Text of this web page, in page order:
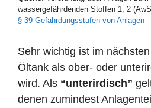
wassergefährdenden Stoffen 1, 2
§ 39 Gefährdungsstufen von Anlagen
Sehr wichtig ist im
Öltank als ober- oder
wird. Als “unterirdisch”
denen zumindest